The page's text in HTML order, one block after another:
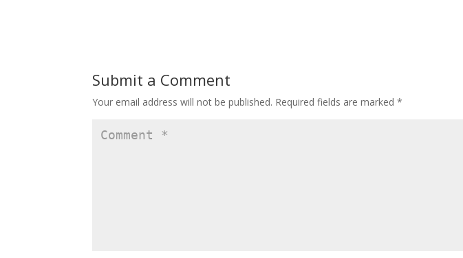
o
o
k
o
n
Submit a Comment
Your email address will not be published. Required fields are marked*